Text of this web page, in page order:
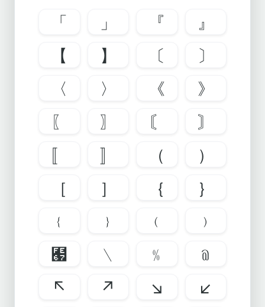
「 」 『
』
【
】 〔
〕
〈
〉 《
》
〖
〗 〘
〙
〚
〛 （
）
［
］ ｛
｝
﹛
﹜ ﹙
﹚
﹧
﹨ ﹪
﹫
↖
↗ ↘
↙